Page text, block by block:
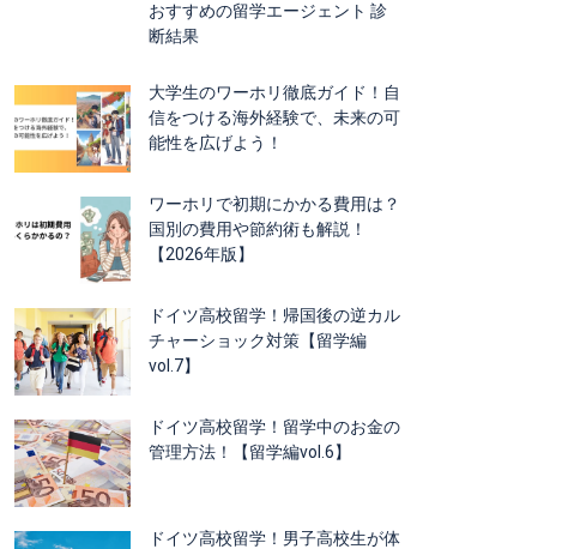
おすすめの留学エージェント 診
断結果
大学生のワーホリ徹底ガイド！自
信をつける海外経験で、未来の可
能性を広げよう！
ワーホリで初期にかかる費用は？
国別の費用や節約術も解説！
【2026年版】
ドイツ高校留学！帰国後の逆カル
チャーショック対策【留学編
vol.7】
ドイツ高校留学！留学中のお金の
管理方法！【留学編vol.6】
ドイツ高校留学！男子高校生が体